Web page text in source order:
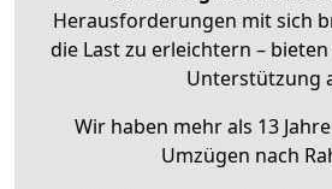
Herausforderungen mit sich
die Last zu erleichtern –
Unterstützung
Wir haben mehr als 13
Umzügen nach